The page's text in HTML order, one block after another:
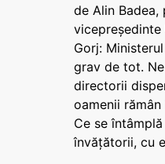
de Alin Badea,
vicepreședinte
Gorj:
grav de tot.
directorii
oamenii
Ce se
învățătorii, cu